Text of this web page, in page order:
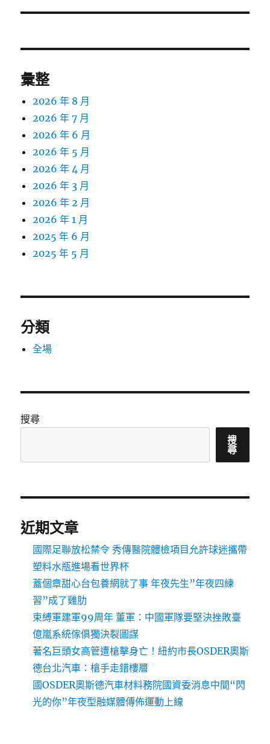
文
彙整
2026 年 8 月
2026 年 7 月
2026 年 6 月
2026 年 5 月
2026 年 4 月
2026 年 3 月
2026 年 2 月
2026 年 1 月
2025 年 6 月
2025 年 5 月
分類
全場
搜尋
搜
尋
近期文章
國際足聯放松禁令 秀傳醫院體檢項目允許球迷攜帶
塑料水瓶進場看世界杯
蓋個章甜心台包養網就了事 年夜先生”年夜四練
習”成了雞肋
束縛軍建軍99周年 董軍：中國軍隊要堅決挫敗臺
億嵐系統傢俱獨決裂圖謀
著名巨頭女高管遭槍擊身亡！紐約市長OSDER奧斯
德台北汽車：槍手走錯樓層
國OSDER奧斯德汽車材料務院國資委消息中間“閃
光的你”年夜型融媒體傳佈運動上線